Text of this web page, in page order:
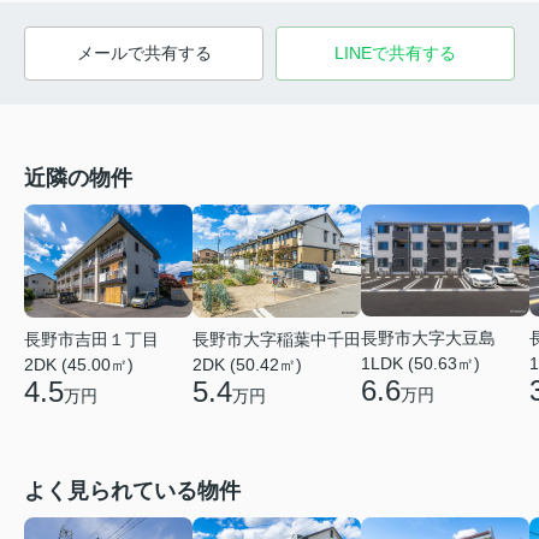
メールで共有する LINEで共有する
近隣の物件
長野市吉田１丁目
2DK (45.00㎡)
4.5万円
長野市大字稲葉中千田
2DK (50.42㎡)
5.4万円
長野市大字大豆島
1LDK (50.63㎡)
6.6万円
よく見られている物件